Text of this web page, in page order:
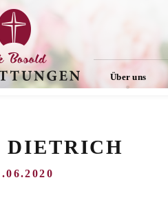
Über uns
DIETRICH